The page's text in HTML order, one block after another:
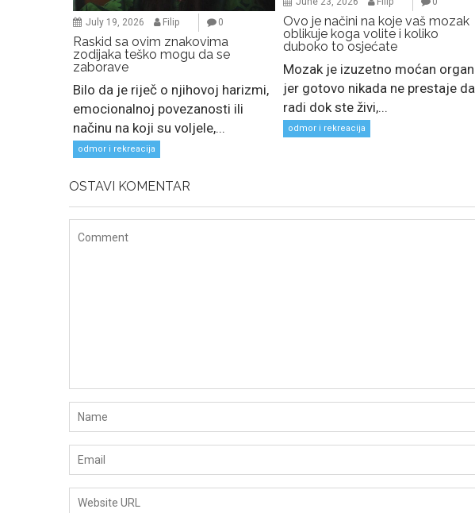
July 19, 2026 Filip 0
Raskid sa ovim znakovima
zodijaka teško mogu da se
zaborave
Bilo da je riječ o njihovoj harizmi,
emocionalnoj povezanosti ili
načinu na koji su voljele,...
odmor i rekreacija
Ovo je načini na koje vaš mozak
oblikuje koga volite i koliko
duboko to osjećate
Mozak je izuzetno moćan organ
jer gotovo nikada ne prestaje da
radi dok ste živi,...
odmor i rekreacija
OSTAVI KOMENTAR